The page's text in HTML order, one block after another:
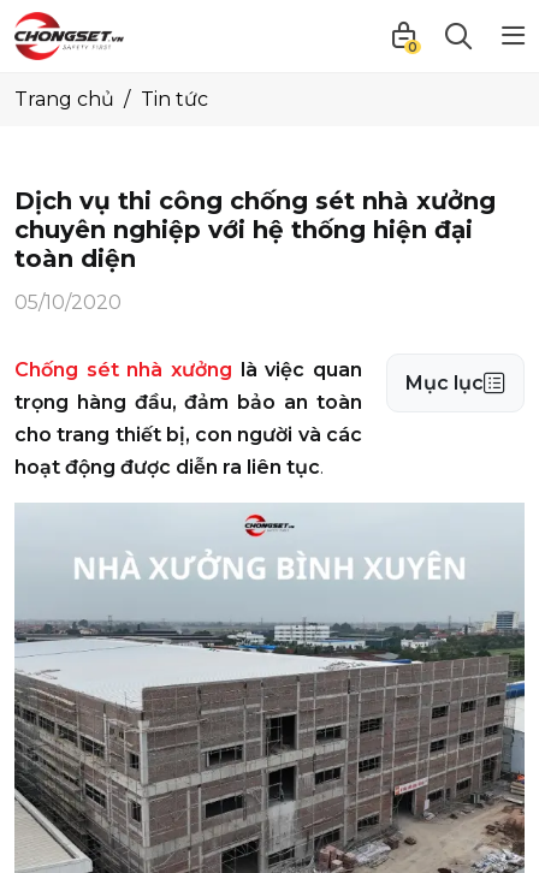
0
Trang chủ Tin tức
Dịch vụ thi công chống sét nhà xưởng
chuyên nghiệp với hệ thống hiện đại
toàn diện
05/10/2020
Mục lục
Chống sét nhà xưởng là việc quan
trọng hàng đầu, đảm bảo an toàn
cho trang thiết bị, con người và các
hoạt động được diễn ra liên tục.